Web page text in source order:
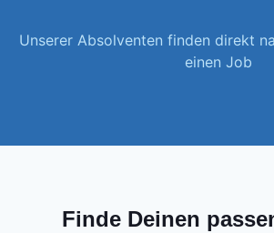
Unserer Absolventen finden direkt
einen Job
Finde Deinen